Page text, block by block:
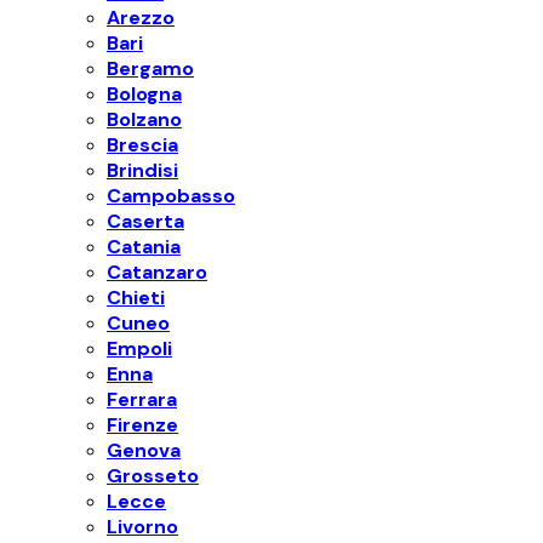
Arezzo
Bari
Bergamo
Bologna
Bolzano
Brescia
Brindisi
Campobasso
Caserta
Catania
Catanzaro
Chieti
Cuneo
Empoli
Enna
Ferrara
Firenze
Genova
Grosseto
Lecce
Livorno